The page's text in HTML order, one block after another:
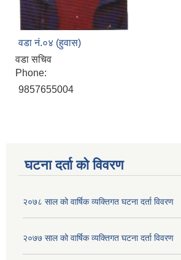
वडा नं.०४ (हुवास)
वडा सचिव
Phone:
9857655004
घटना दर्ता को विवरण
२०७८ साल को वार्षिक व्यक्तिगत घटना दर्ता विवरण
२०७७ साल को वार्षिक व्यक्तिगत घटना दर्ता विवरण